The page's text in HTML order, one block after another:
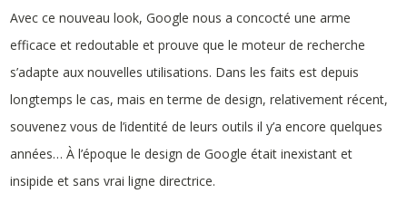
Avec ce nouveau look, Google nous a concocté une arme
efficace et redoutable et prouve que le moteur de recherche
s’adapte aux nouvelles utilisations. Dans les faits est depuis
longtemps le cas, mais en terme de design, relativement récent,
souvenez vous de l’identité de leurs outils il y’a encore quelques
années… À l’époque le design de Google était inexistant et
insipide et sans vrai ligne directrice.